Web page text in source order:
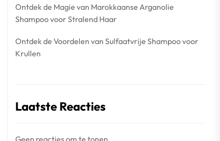
Ontdek de Magie van Marokkaanse Arganolie
Shampoo voor Stralend Haar
Ontdek de Voordelen van Sulfaatvrije Shampoo voor
Krullen
Laatste Reacties
Geen reacties om te tonen.